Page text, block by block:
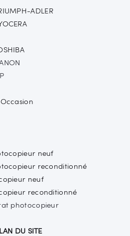
ADLER
neuf
reconditionné
neuf
reconditionné
photocopieur
DU SITE